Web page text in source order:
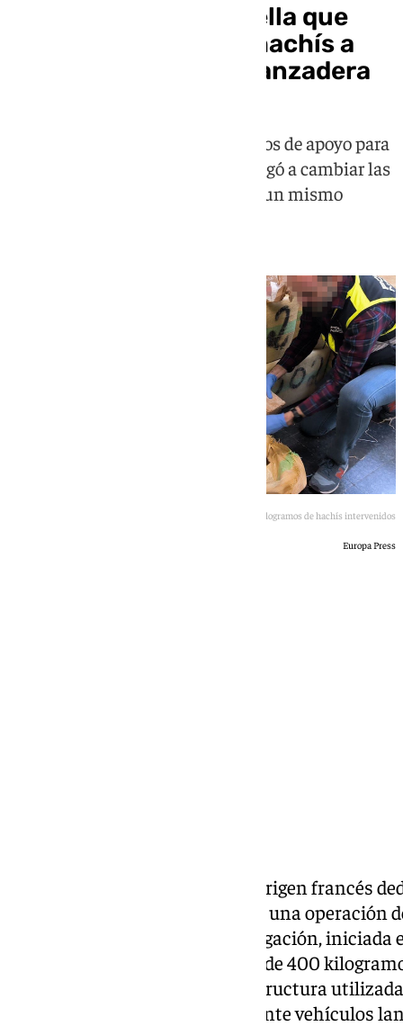
Cae una red en Marbella que
llevaba 400 kilos de hachís a
Francia con coches lanzadera
La organización utilizaba vehículos de apoyo para
alertar de controles policiales y llegó a cambiar las
matrículas hasta cuatro veces en un mismo
Foto de los 400 kilogramos de hachís intervenidos
Europa Press
Una organización criminal de origen francés
drogas ha sido desarticulada en una operación
Udyco Torremolinos. La investigación, iniciada
permitió interceptar una carga de 400
destapar una compleja infraestructura
Andalucía hasta Francia mediante vehículos